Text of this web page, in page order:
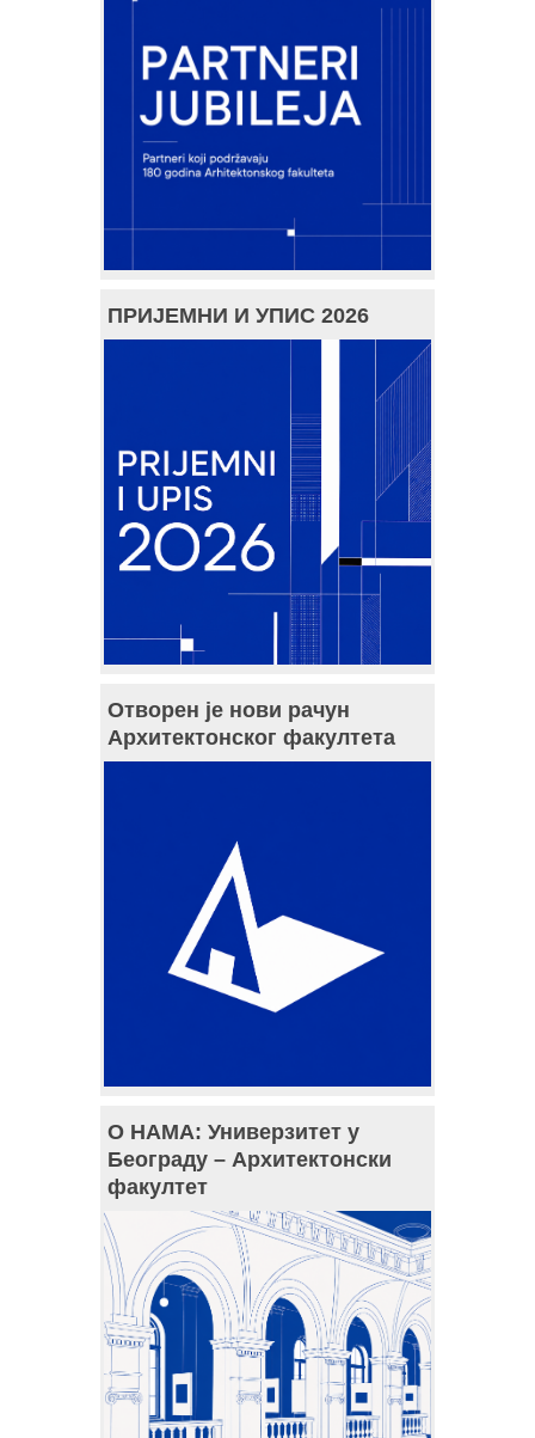
ПРИЈЕМНИ И УПИС 2026
Отворен је нови рачун
Архитектонског факултета
О НАМА: Универзитет у
Београду – Архитектонски
факултет